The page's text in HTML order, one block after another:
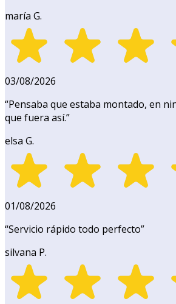
maría G.
03/08/2026
“Pensaba que estaba montado, en
que fuera así.”
elsa G.
01/08/2026
“Servicio rápido todo perfecto”
silvana P.